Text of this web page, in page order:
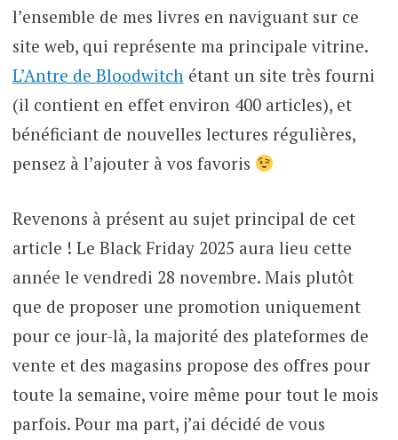
l’ensemble de mes livres en naviguant sur ce
site web, qui représente ma principale vitrine.
L’Antre de Bloodwitchétant un site très fourni
(il contient en effet environ 400 articles), et
bénéficiant de nouvelles lectures régulières,
pensez à l’ajouter à vos favoris
Revenons à présent au sujet principal de cet
article ! Le Black Friday 2025 aura lieu cette
année le vendredi 28 novembre. Mais plutôt
que de proposer une promotion uniquement
pour ce jour-là, la majorité des plateformes de
vente et des magasins propose des offres pour
toute la semaine, voire même pour tout le mois
parfois. Pour ma part, j’ai décidé de vous